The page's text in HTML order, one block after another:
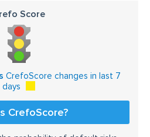
Score
CrefoScore changes in last 7
days
CrefoScore?